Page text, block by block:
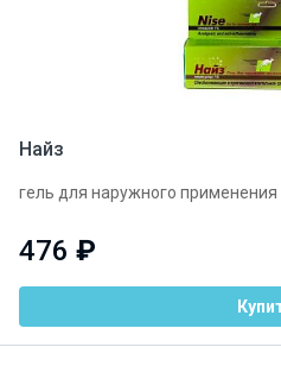
Найз
гель для наружного применения
476 ₽